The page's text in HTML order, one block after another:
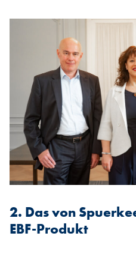
2. Das von
EBF-Produkt